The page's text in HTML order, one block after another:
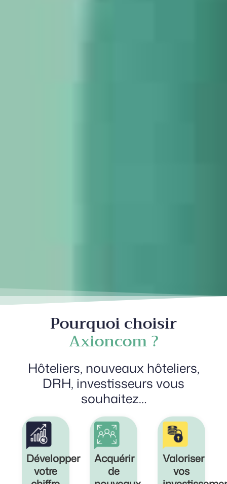
Pourquoi choisir
Axioncom ?
Hôteliers, nouveaux hôteliers,
DRH, investisseurs vous
souhaitez…
Développer
votre
Acquérir
de
Valoriser
vos